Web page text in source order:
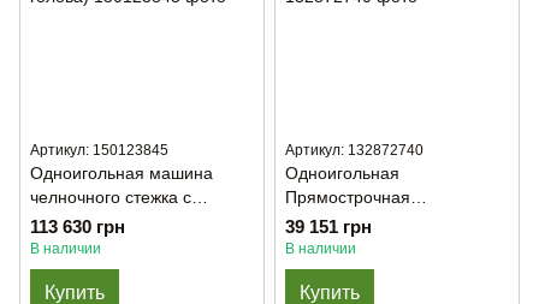
Артикул: 150123845
Одноигольная машина
челночного стежка с
тройным продвижением
Juki DNU-1541-BB (Только
голова)
113 630 грн
В наличии
Купить
Артикул: 132872740
Одноигольная
Прямострочная
беспосадочная машина
ANKAI AK-82440-1
39 151 грн
В наличии
Купить